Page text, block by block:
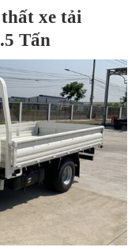
xe tải
Tấn